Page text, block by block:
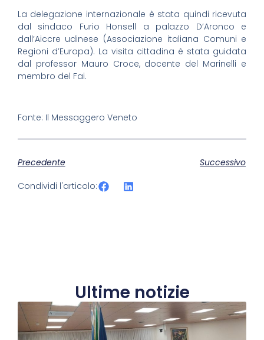
La delegazione internazionale è stata quindi ricevuta
dal sindaco Furio Honsell a palazzo D’Aronco e
dall’Aiccre udinese (Associazione italiana Comuni e
Regioni d’Europa). La visita cittadina è stata guidata
dal professor Mauro Croce, docente del Marinelli e
membro del Fai.
Fonte: Il Messaggero Veneto
Precedente
Successivo
Condividi l'articolo:
Ultime notizie